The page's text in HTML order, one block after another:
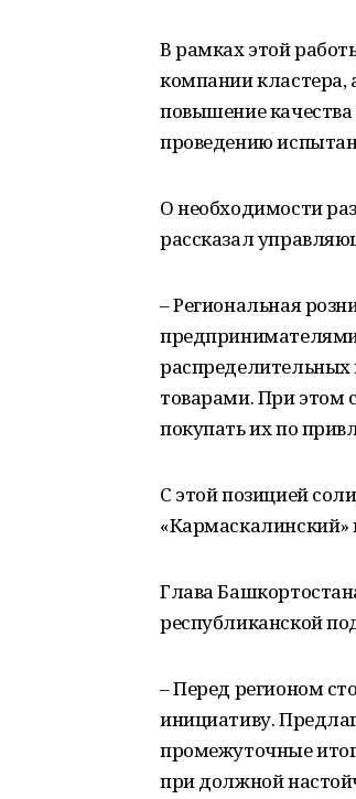
В рамках этой
компании кластера,
повышение
проведению
О необходимости
рассказал
– Региональная
товарами. При этом
покупать их по
С этой позицией
«Кармаскалинский»
Глава
республиканской
– Перед регионом
инициативу.
промежуточные
при должной